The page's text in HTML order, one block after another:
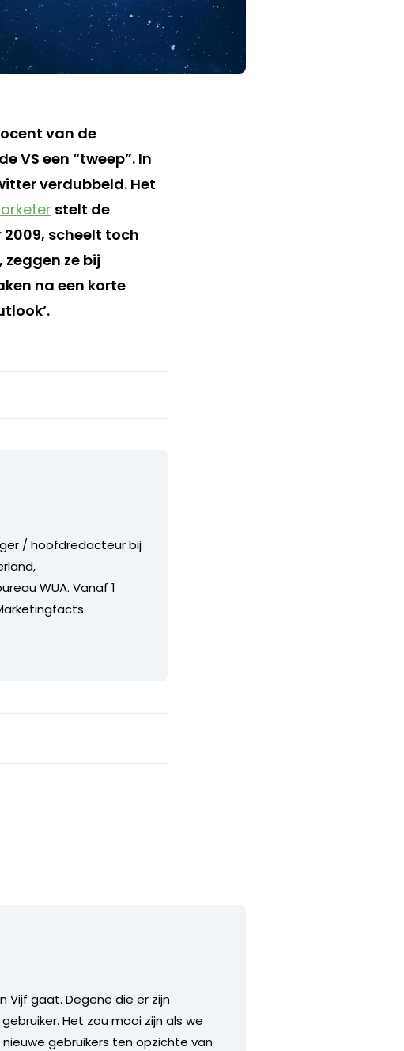
van de
VS een “tweep”. In
verdubbeld. Het
stelt de
scheelt toch
ze bij
na een korte
/ hoofdredacteur bij
WUA. Vanaf 1
Vijf gaat. Degene die er zijn
Het zou mooi zijn als we
gebruikers ten opzichte van